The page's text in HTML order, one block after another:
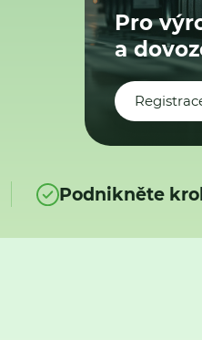
Pro
a
Podnikněte